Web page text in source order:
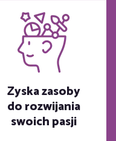
Zyska zasoby
do rozwijania
swoich pasji